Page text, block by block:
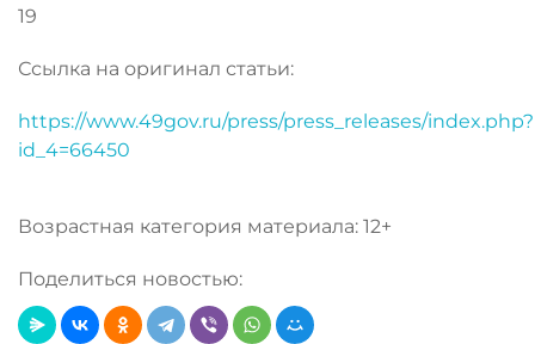
19
Ссылка на оригинал статьи:
https://www.49gov.ru/press/press_releases/index.php?
id_4=66450
Возрастная категория материала: 12+
Поделиться новостью: